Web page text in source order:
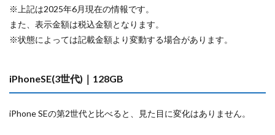
※上記は2025年6月現在の情報です。
また、表示金額は税込金額となります。
※状態によっては記載金額より変動する場合があります。
iPhoneSE(3世代)｜128GB
iPhone SEの第2世代と比べると、見た目に変化はありません。